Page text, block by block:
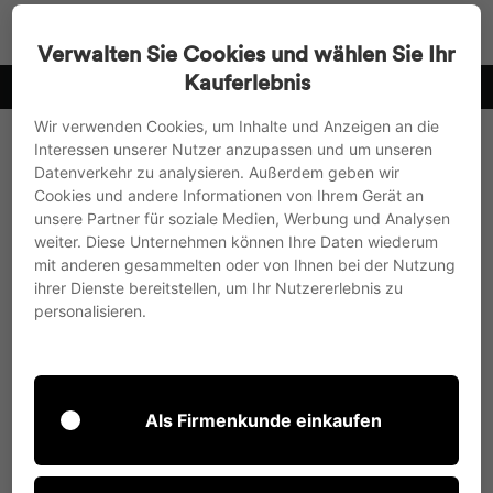
Direkt
InhaltVerwalten Sie Cookies und wählen Sie Ihr
Kauferlebnis
Wir verwenden Cookies, um Inhalte und Anzeigen an die
Interessen unserer Nutzer anzupassen und um unseren
Datenverkehr zu analysieren. Außerdem geben wir
Cookies und andere Informationen von Ihrem Gerät an
unsere Partner für soziale Medien, Werbung und Analysen
weiter. Diese Unternehmen können Ihre Daten wiederum
mit anderen gesammelten oder von Ihnen bei der Nutzung
ihrer Dienste bereitstellen, um Ihr Nutzererlebnis zu
personalisieren.
Als Firmenkunde einkaufen
Diashow
Vorkasse mit 3% Skonto oder Rechnungskauf